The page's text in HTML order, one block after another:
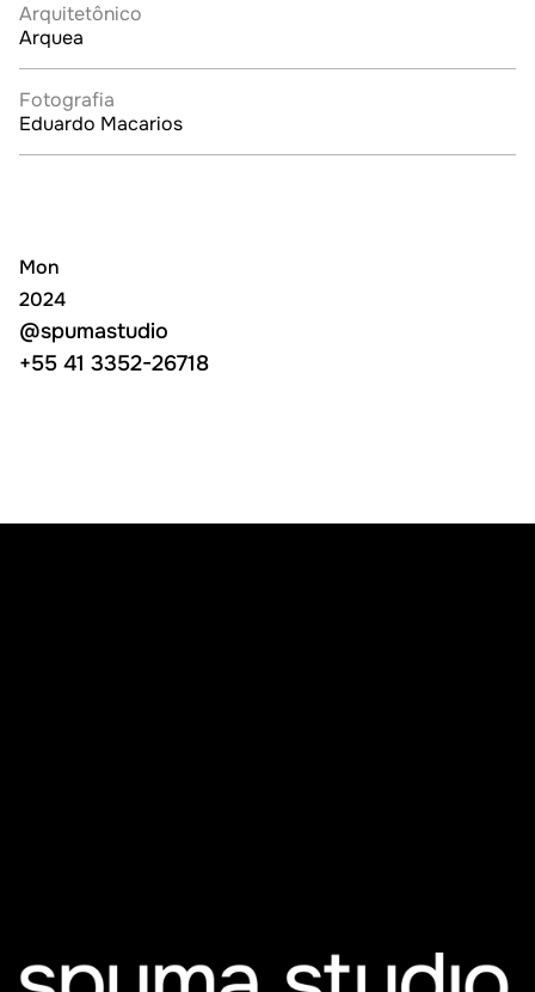
Arquitetônico
Arquea
Fotografia
Eduardo Macarios
Mon
2024
@spumastudio
@spumastudio
+55 41 3352-26718